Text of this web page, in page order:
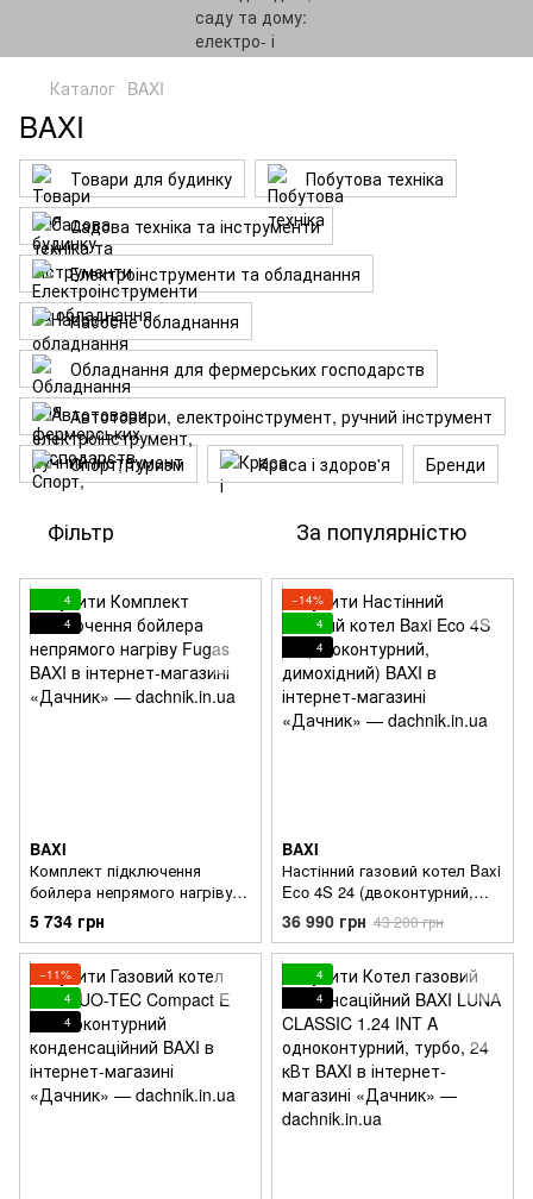
Каталог BAXI
BAXI
Товари для будинку
Побутова техніка
Садова техніка та інструменти
Електроінструменти та обладнання
Насосне обладнання
Обладнання для фермерських господарств
Автотовари, електроінструмент, ручний інструмент
Спорт, туризм
Краса і здоров'я Бренди
Фільтр За популярністю
4
4
BAXI
Комплект підключення
бойлера непрямого нагріву
Fugas
5 734 грн
−14%
4
4
BAXI
Настінний газовий котел Baxi
Eco 4S 24 (двоконтурний,
димохідний)
36 990 грн 43 200 грн
−11%
4
4
4
4